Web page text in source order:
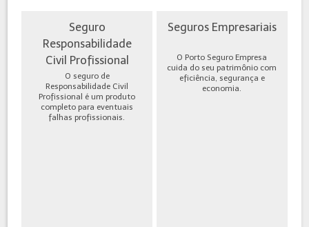
Seguro
Responsabilidade
Civil Profissional
O seguro de
Responsabilidade Civil
Profissional é um produto
completo para eventuais
falhas profissionais.
Seguros Empresariais
O Porto Seguro Empresa
cuida do seu patrimônio com
eficiência, segurança e
economia.